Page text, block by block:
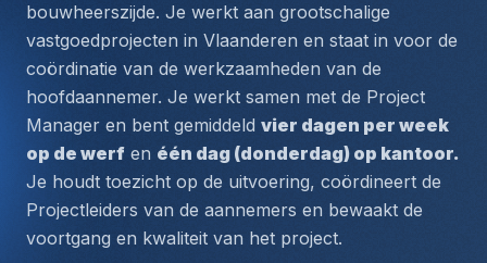
bouwheerszijde. Je werkt aan grootschalige
vastgoedprojecten in Vlaanderen en staat in voor de
coördinatie van de werkzaamheden van de
hoofdaannemer. Je werkt samen met de Project
Manager en bent gemiddeld vier dagen per week
op de werf en
Je houdt toezicht op de uitvoering, coördineert de
Projectleiders van de aannemers en bewaakt de
voortgang en kwaliteit van het project.